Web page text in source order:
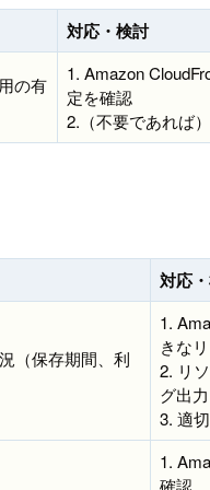
対応・検討
の有
1. Amazon
定を確認
2.（不要であれば
対応
（保存期間、利
1.
きな
2. リ
グ出
3. 適
1.
確認